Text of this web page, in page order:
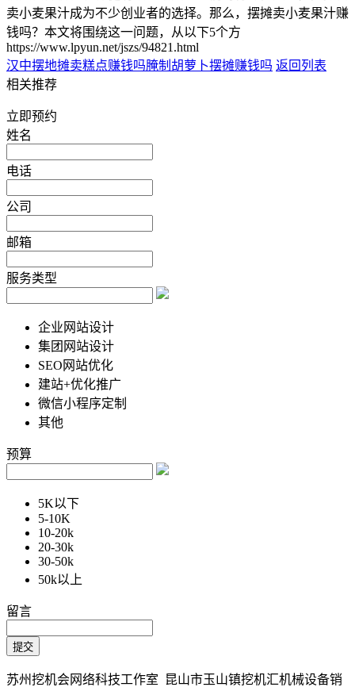
卖小麦果汁成为不少创业者的选择。那么，摆摊卖小麦果汁赚
钱吗？本文将围绕这一问题，从以下5个方
https://www.lpyun.net/jszs/94821.html
汉中摆地摊卖糕点赚钱吗腌制胡萝卜摆摊赚钱吗 返回列表
相关推荐
立即预约
姓名
电话
公司
邮箱
服务类型
企业网站设计
集团网站设计
SEO网站优化
建站+优化推广
微信小程序定制
其他
预算
5K以下
5-10K
10-20k
20-30k
30-50k
50k以上
留言
苏州挖机会网络科技工作室 昆山市玉山镇挖机汇机械设备销